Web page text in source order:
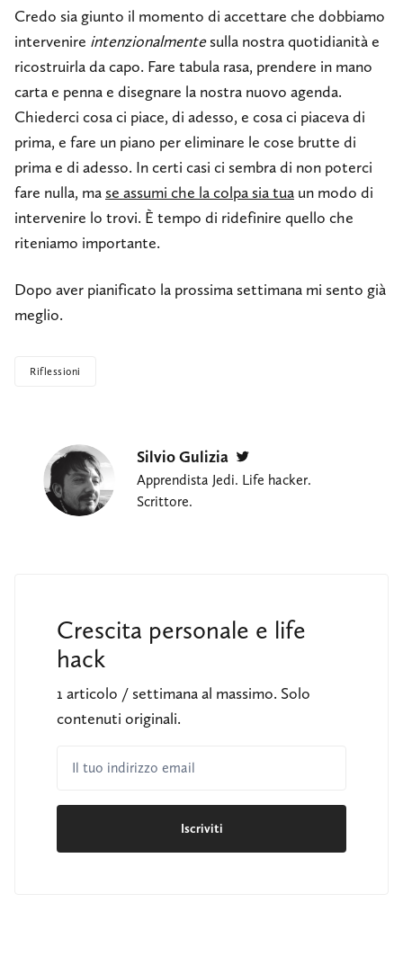
Credo sia giunto il momento di accettare che dobbiamo
intervenire intenzionalmentesulla nostra quotidianità e
ricostruirla da capo. Fare tabula rasa, prendere in mano
carta e penna e disegnare la nostra nuovo agenda.
Chiederci cosa ci piace, di adesso, e cosa ci piaceva di
prima, e fare un piano per eliminare le cose brutte di
prima e di adesso. In certi casi ci sembra di non poterci
fare nulla, ma se assumi che la colpa sia tua un modo di
intervenire lo trovi. È tempo di ridefinire quello che
riteniamo importante.
Dopo aver pianificato la prossima settimana mi sento già
meglio.
Riflessioni
Silvio Gulizia
Apprendista Jedi. Life hacker.
Scrittore.
Crescita personale e life
hack
1 articolo / settimana al massimo. Solo
contenuti originali.
Il tuo indirizzo email
Iscriviti